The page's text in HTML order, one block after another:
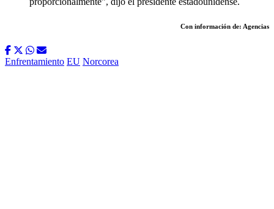
Con información de: Agencias
Enfrentamiento EU Norcorea